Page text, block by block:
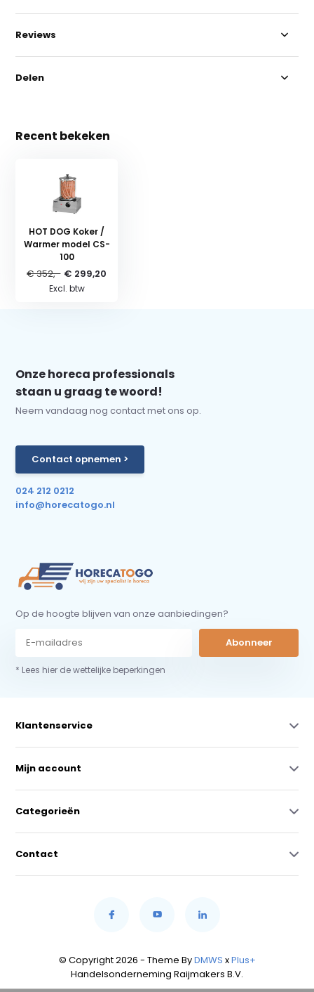
Reviews
Delen
Recent bekeken
HOT DOG Koker /
Warmer model CS-
100
€ 352,- € 299,20
Excl. btw
Onze horeca professionals
staan u graag te woord!
Neem vandaag nog contact met ons op.
Contact opnemen >
024 212 0212
info@horecatogo.nl
Op de hoogte blijven van onze aanbiedingen?
Abonneer
* Lees hier de wettelijke beperkingen
Klantenservice
Mijn account
Categorieën
Contact
© Copyright 2026 - Theme ByDMWS xPlus+
Handelsonderneming Raijmakers B.V.